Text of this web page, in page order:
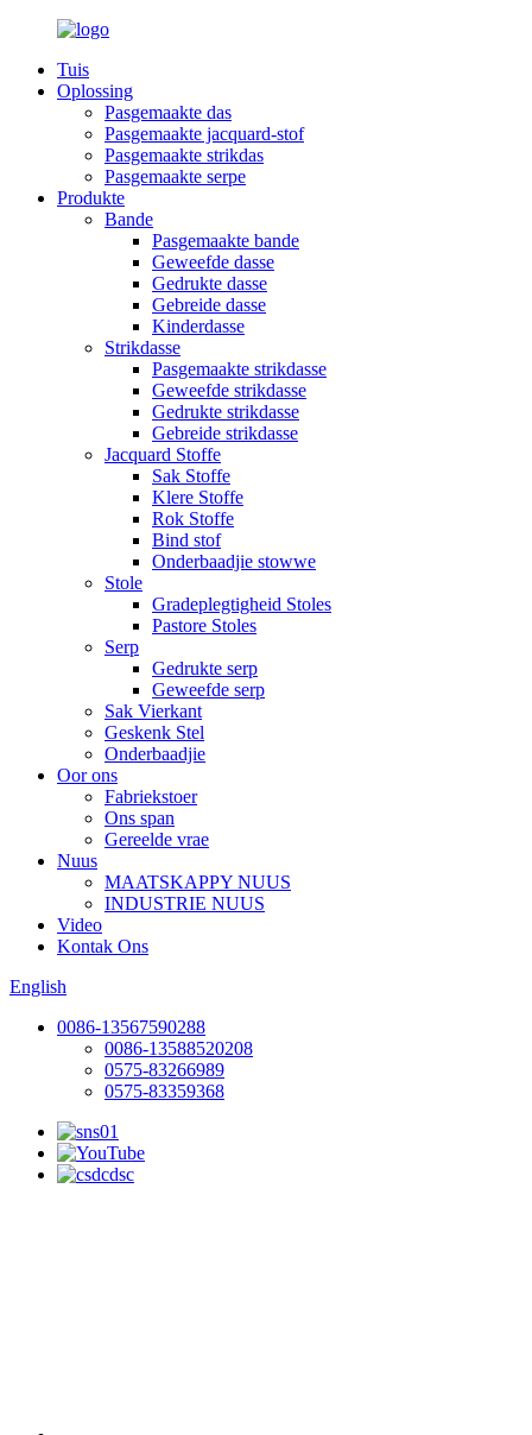
Tuis
Oplossing
Pasgemaakte das
Pasgemaakte jacquard-stof
Pasgemaakte strikdas
Pasgemaakte serpe
Produkte
Bande
Pasgemaakte bande
Geweefde dasse
Gedrukte dasse
Gebreide dasse
Kinderdasse
Strikdasse
Pasgemaakte strikdasse
Geweefde strikdasse
Gedrukte strikdasse
Gebreide strikdasse
Jacquard Stoffe
Sak Stoffe
Klere Stoffe
Rok Stoffe
Bind stof
Onderbaadjie stowwe
Stole
Gradeplegtigheid Stoles
Pastore Stoles
Serp
Gedrukte serp
Geweefde serp
Sak Vierkant
Geskenk Stel
Onderbaadjie
Oor ons
Fabriekstoer
Ons span
Gereelde vrae
Nuus
MAATSKAPPY NUUS
INDUSTRIE NUUS
Video
Kontak Ons
English
0086-13567590288
0086-13588520208
0575-83266989
0575-83359368